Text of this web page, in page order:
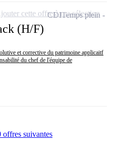
(H/F)
et corrective du patrimoine applicaitf
du chef de l'équipe de
CDITemps plein
cette offre à ma sélection
suivantes